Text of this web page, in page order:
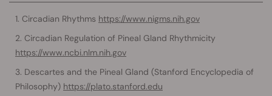
Circadian Rhythms https://www.nigms.nih.gov
Circadian Regulation of Pineal Gland Rhythmicity
https://www.ncbi.nlm.nih.gov
Descartes and the Pineal Gland (Stanford Encyclopedia of
Philosophy) https://plato.stanford.edu